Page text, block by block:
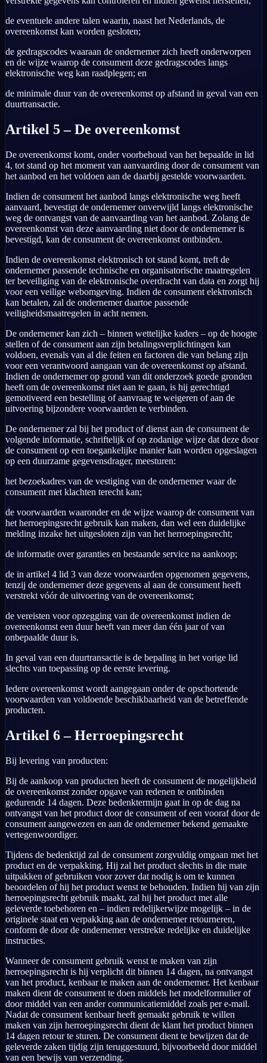
de eventuele andere talen waarin, naast het Nederlands, de
overeenkomst kan worden gesloten;
de gedragscodes waaraan de ondernemer zich heeft onderworpen
en de wijze waarop de consument deze gedragscodes langs
elektronische weg kan raadplegen; en
de minimale duur van de overeenkomst op afstand in geval van een
duurtransactie.
Artikel 5 – De overeenkomst
De overeenkomst komt, onder voorbehoud van het bepaalde in lid
4, tot stand op het moment van aanvaarding door de consument van
het aanbod en het voldoen aan de daarbij gestelde voorwaarden.
Indien de consument het aanbod langs elektronische weg heeft
aanvaard, bevestigt de ondernemer onverwijld langs elektronische
weg de ontvangst van de aanvaarding van het aanbod. Zolang de
overeenkomst van deze aanvaarding niet door de ondernemer is
bevestigd, kan de consument de overeenkomst ontbinden.
Indien de overeenkomst elektronisch tot stand komt, treft de
ondernemer passende technische en organisatorische maatregelen
ter beveiliging van de elektronische overdracht van data en zorgt hij
voor een veilige webomgeving. Indien de consument elektronisch
kan betalen, zal de ondernemer daartoe passende
veiligheidsmaatregelen in acht nemen.
De ondernemer kan zich – binnen wettelijke kaders – op de hoogte
stellen of de consument aan zijn betalingsverplichtingen kan
voldoen, evenals van al die feiten en factoren die van belang zijn
voor een verantwoord aangaan van de overeenkomst op afstand.
Indien de ondernemer op grond van dit onderzoek goede gronden
heeft om de overeenkomst niet aan te gaan, is hij gerechtigd
gemotiveerd een bestelling of aanvraag te weigeren of aan de
uitvoering bijzondere voorwaarden te verbinden.
De ondernemer zal bij het product of dienst aan de consument de
volgende informatie, schriftelijk of op zodanige wijze dat deze door
de consument op een toegankelijke manier kan worden opgeslagen
op een duurzame gegevensdrager, meesturen:
het bezoekadres van de vestiging van de ondernemer waar de
consument met klachten terecht kan;
de voorwaarden waaronder en de wijze waarop de consument van
het herroepingsrecht gebruik kan maken, dan wel een duidelijke
melding inzake het uitgesloten zijn van het herroepingsrecht;
de informatie over garanties en bestaande service na aankoop;
de in artikel 4 lid 3 van deze voorwaarden opgenomen gegevens,
tenzij de ondernemer deze gegevens al aan de consument heeft
verstrekt vóór de uitvoering van de overeenkomst;
de vereisten voor opzegging van de overeenkomst indien de
overeenkomst een duur heeft van meer dan één jaar of van
onbepaalde duur is.
In geval van een duurtransactie is de bepaling in het vorige lid
slechts van toepassing op de eerste levering.
Iedere overeenkomst wordt aangegaan onder de opschortende
voorwaarden van voldoende beschikbaarheid van de betreffende
producten.
Artikel 6 – Herroepingsrecht
Bij levering van producten:
Bij de aankoop van producten heeft de consument de mogelijkheid
de overeenkomst zonder opgave van redenen te ontbinden
gedurende 14 dagen. Deze bedenktermijn gaat in op de dag na
ontvangst van het product door de consument of een vooraf door de
consument aangewezen en aan de ondernemer bekend gemaakte
vertegenwoordiger.
Tijdens de bedenktijd zal de consument zorgvuldig omgaan met het
product en de verpakking. Hij zal het product slechts in die mate
uitpakken of gebruiken voor zover dat nodig is om te kunnen
beoordelen of hij het product wenst te behouden. Indien hij van zijn
herroepingsrecht gebruik maakt, zal hij het product met alle
geleverde toebehoren en – indien redelijkerwijze mogelijk – in de
originele staat en verpakking aan de ondernemer retourneren,
conform de door de ondernemer verstrekte redelijke en duidelijke
instructies.
Wanneer de consument gebruik wenst te maken van zijn
herroepingsrecht is hij verplicht dit binnen 14 dagen, na ontvangst
van het product, kenbaar te maken aan de ondernemer. Het kenbaar
maken dient de consument te doen middels het modelformulier of
door middel van een ander communicatiemiddel zoals per e-mail.
Nadat de consument kenbaar heeft gemaakt gebruik te willen
maken van zijn herroepingsrecht dient de klant het product binnen
14 dagen retour te sturen. De consument dient te bewijzen dat de
geleverde zaken tijdig zijn teruggestuurd, bijvoorbeeld door middel
van een bewijs van verzending.